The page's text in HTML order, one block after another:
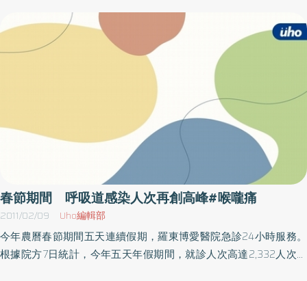
會有立即的生命危險，不可輕忽之。因此，特別呼籲民眾重視！陳
憲青醫師指出，一名40多歲的男性病人，因為喉嚨痛、吞嚥困難、
發燒到耳鼻喉科求診，經診所醫師診斷為急性會厭炎，並轉診至該
院急診求治。由於會厭軟骨位於聲帶上方，為氣管的屏障，防止食
物從食道掉入氣管，為重要的構造之一，若遭細菌病毒感染，會導
致會厭軟骨快速發炎腫脹，嚴重會呼吸衰竭。經由醫師解釋後，病
人同意插管接受呼吸器及適當抗生素治療，目前已拔管脫離險境。
陳憲青醫師表示，急性會厭炎好發於冬春之際，常見病菌如B型嗜血
性桿菌、金黃色葡萄球菌、鏈球菌等，其症狀與一般呼吸道感染相
似，但不同是會有嚴重吞嚥困難、說話含糊、呼吸困難，很容易被
誤認是一般感冒，嚴重時會呼吸衰竭，甚至要緊急氣切，不可輕忽
之。最後，陳憲青醫師還是呼籲民眾，身體如有不適時，如喉嚨
痛、吞嚥困難、呼吸費力，應盡早就醫，不可小看，不要小病變大
病，適當生活作息，正常飲食及運動，增強自身免疫力，方為健康
之道。
春節期間 呼吸道感染人次再創高峰#喉嚨痛
2011/02/09 Uho編輯部
今年農曆春節期間五天連續假期，羅東博愛醫院急診24小時服務。
根據院方7日統計，今年五天年假期間，就診人次高達2,332人次，